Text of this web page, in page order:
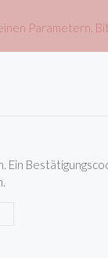
Parametern.